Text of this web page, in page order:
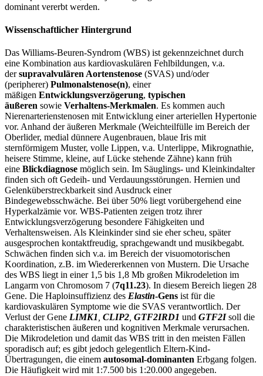
dominant vererbt werden.
Wissenschaftlicher Hintergrund
Das Williams-Beuren-Syndrom (WBS) ist gekennzeichnet durch
eine Kombination aus kardiovaskulären Fehlbildungen, v.a.
dersupravalvulären Aortenstenose (SVAS) und/oder
(peripherer) Pulmonalstenose(n), einer
mäßigen Entwicklungsverzögerung, typischen
äußeren sowie Verhaltens-Merkmalen. Es kommen auch
Nierenarterienstenosen mit Entwicklung einer arteriellen Hypertonie
vor. Anhand der äußeren Merkmale (Weichteilfülle im Bereich der
Oberlider, medial dünnere Augenbrauen, blaue Iris mit
sternförmigem Muster, volle Lippen, v.a. Unterlippe, Mikrognathie,
heisere Stimme, kleine, auf Lücke stehende Zähne) kann früh
eine Blickdiagnose möglich sein. Im Säuglings- und Kleinkindalter
finden sich oft Gedeih- und Verdauungsstörungen. Hernien und
Gelenküberstreckbarkeit sind Ausdruck einer
Bindegewebsschwäche. Bei über 50% liegt vorübergehend eine
Hyperkalzämie vor. WBS-Patienten zeigen trotz ihrer
Entwicklungsverzögerung besondere Fähigkeiten und
Verhaltensweisen. Als Kleinkinder sind sie eher scheu, später
ausgesprochen kontaktfreudig, sprachgewandt und musikbegabt.
Schwächen finden sich v.a. im Bereich der visuomotorischen
Koordination, z.B. im Wiedererkennen von Mustern. Die Ursache
des WBS liegt in einer 1,5 bis 1,8 Mb großen Mikrodeletion im
Langarm von Chromosom 7 (7q11.23). In diesem Bereich liegen 28
Gene. Die Haploinsuffizienz des Elastin-Gens ist für die
kardiovaskulären Symptome wie die SVAS verantwortlich. Der
Verlust der Gene LIMK1, CLIP2, GTF2IRD1 und GTF2Isoll die
charakteristischen äußeren und kognitiven Merkmale verursachen.
Die Mikrodeletion und damit das WBS tritt in den meisten Fällen
sporadisch auf; es gibt jedoch gelegentlich Eltern-Kind-
Übertragungen, die einem autosomal-dominanten Erbgang folgen.
Die Häufigkeit wird mit 1:7.500 bis 1:20.000 angegeben.